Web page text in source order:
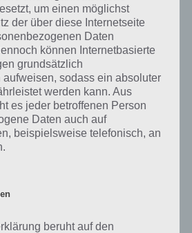
einfach auf den Sachverhalt, um zur 94%
App 94 Prozent
deine Aufgabe darüber nachzudenken,
bestimmten Sachverhalt oder Bild
Lösung trägst du dann ebenfalls ein
häufig genannt worden ist. In jedem
um einen möglichst
der über diese Internetseite
Daten
können Internetbasierte
grundsätzlich
sodass ein absoluter
werden kann. Aus
es jeder betroffenen Person
Daten auch auf
beispielsweise telefonisch, an
beruht auf den